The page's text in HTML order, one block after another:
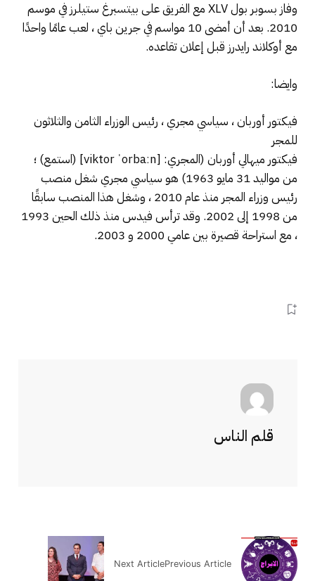
وفاز بسوبر بول XLV مع الفريق على بيتسبرغ ستيلرز في موسم
2010. بعد أن أمضى 10 مواسم في جرين باي ، لعب عامًا واحدًا
مع أوكلاند رايدرز قبل إعلان تقاعده.
وايضا:
فيكتور أوربان ، سياسي مجري ، رئيس الوزراء الثامن والثلاثون
للمجر
فيكتور ميهالي أوربان (المجري: [viktor ˈorbaːn] (استمع) ؛
من مواليد 31 مايو 1963) هو سياسي مجري شغل منصب
رئيس وزراء المجر منذ عام 2010 ، وشغل هذا المنصب سابقًا
من 1998 إلى 2002. وقد ترأس فيدس منذ ذلك الحين 1993
، مع استراحة قصيرة بين عامي 2000 و 2003.
قلم الناس
Previous Article
Next Article